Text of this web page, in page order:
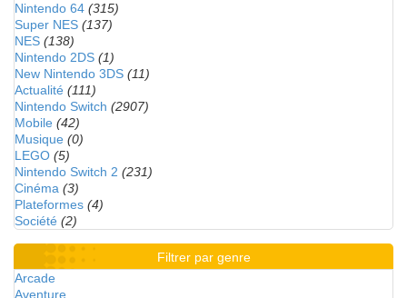
Nintendo 64 (315)
Super NES (137)
NES (138)
Nintendo 2DS (1)
New Nintendo 3DS (11)
Actualité (111)
Nintendo Switch (2907)
Mobile (42)
Musique (0)
LEGO (5)
Nintendo Switch 2 (231)
Cinéma (3)
Plateformes (4)
Société (2)
Filtrer par genre
Arcade
Aventure